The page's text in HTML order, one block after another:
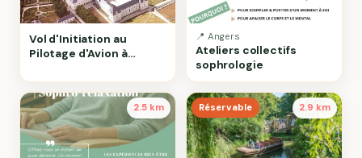
Vol d'Initiation au
Pilotage d'Avion à
📍 Angers
Ateliers collectifs
sophrologie
2.5 km Réservable 2.9 km